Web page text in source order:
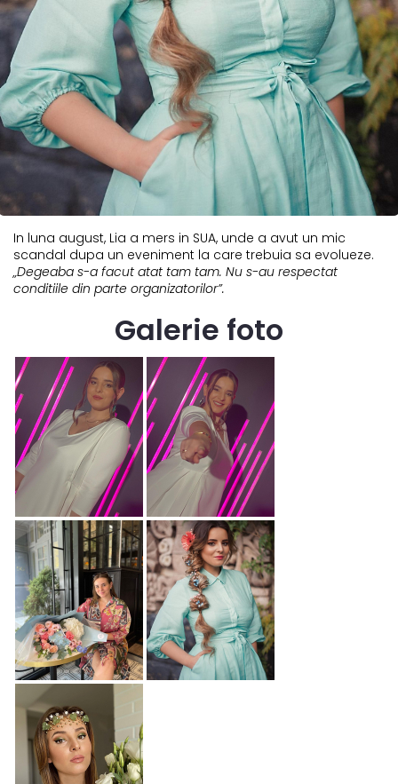
In luna august, Lia a mers in SUA, unde a avut un mic
scandal dupa un eveniment la care trebuia sa evolueze.
„Degeaba s-a facut atat tam tam. Nu s-au respectat
conditiile din parte organizatorilor”.
Galerie foto